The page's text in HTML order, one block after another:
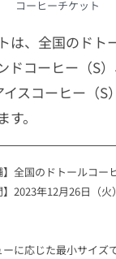
コーヒーチケット
は、全国のドト
ドコーヒー（S
スコーヒー（S
。
全国のドトールコー
】2023年12月26日（
に応じた最小サイズ